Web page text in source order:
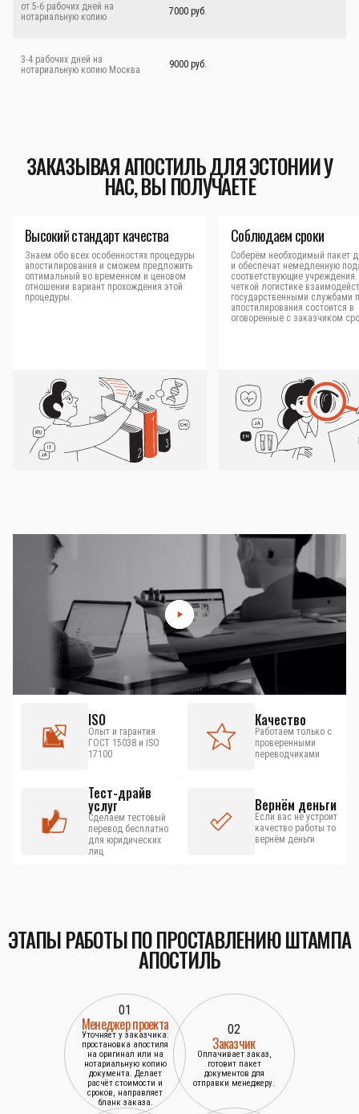
от 5-6 рабочих дней на
нотариальную копию
7000 руб.
3-4 рабочих дней на
нотариальную копию Москва
9000 руб.
ЗАКАЗЫВАЯ АПОСТИЛЬ ДЛЯ ЭСТОНИИ У
НАС, ВЫ ПОЛУЧАЕТЕ
Высокий стандарт качества
Знаем обо всех особенностях процедуры
апостилирования и сможем предложить
оптимальный во временном и ценовом
отношении вариант прохождения этой
процедуры.
Соблюдаем сроки
Соберём необходимый пакет
и обеспечат немедленную
соответствующие
четкой логистике
государственными службами
апостилирования состоится в
оговоренные с заказчиком
ISO
Опыт и гарантия
ГОСТ 15038 и ISO
17100
Качество
Работаем только с
проверенными
переводчиками
Тест-драйв
услуг
Сделаем тестовый
перевод бесплатно
для юридических
лиц
Вернём деньги
Если вас не устроит
качество работы то
вернём деньги
ЭТАПЫ РАБОТЫ ПО ПРОСТАВЛЕНИЮ ШТАМПА
АПОСТИЛЬ
01
Менеджер проекта
Уточняет у заказчика:
простановка апостиля
на оригинал или на
нотариальную копию
документа. Делает
расчёт стоимости и
сроков, направляет
бланк заказа.
02
Заказчик
Оплачивает заказ,
готовит пакет
документов для
отправки менеджеру.